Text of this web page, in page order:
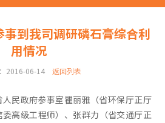
到我司调研磷石膏综合利
用情况
2016-06-14 返回列表
民政府参事室瞿丽雅（省环保厅正厅
高级工程师）、张群力（省交通厅正